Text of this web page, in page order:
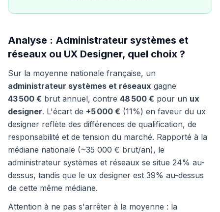
Analyse : Administrateur systèmes et
réseaux ou UX Designer, quel choix ?
Sur la moyenne nationale française, un
administrateur systèmes et réseaux gagne
43 500 € brut annuel, contre 48 500 € pour un ux
designer. L'écart de +5 000 € (11%) en faveur du ux
designer reflète des différences de qualification, de
responsabilité et de tension du marché. Rapporté à la
médiane nationale (~35 000 € brut/an), le
administrateur systèmes et réseaux se situe 24% au-
dessus, tandis que le ux designer est 39% au-dessus
de cette même médiane.
Attention à ne pas s'arrêter à la moyenne : la